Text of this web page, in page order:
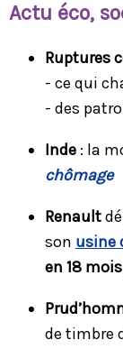
Actu éco,
Ruptures
- ce qui
- des
Inde : la
chômage
Renault
son usine
en 18
de timbre